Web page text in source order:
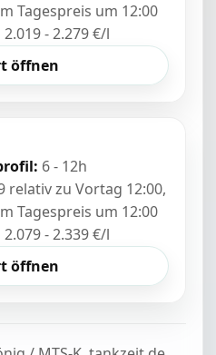
Tagespreis um 12:00
2.019 - 2.279 €/l
öffnen
6 - 12h
relativ zu Vortag 12:00,
Tagespreis um 12:00
2.079 - 2.339 €/l
öffnen